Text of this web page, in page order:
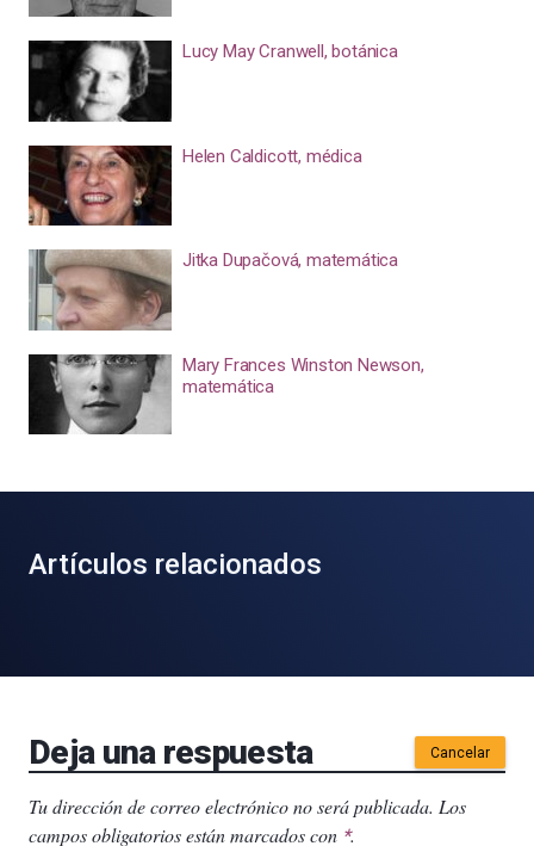
Lucy May Cranwell, botánica
Helen Caldicott, médica
Jitka Dupačová, matemática
Mary Frances Winston Newson,
matemática
Artículos relacionados
Deja una respuesta Cancelar
Tu dirección de correo electrónico no será publicada. Los
campos obligatorios están marcados con *.